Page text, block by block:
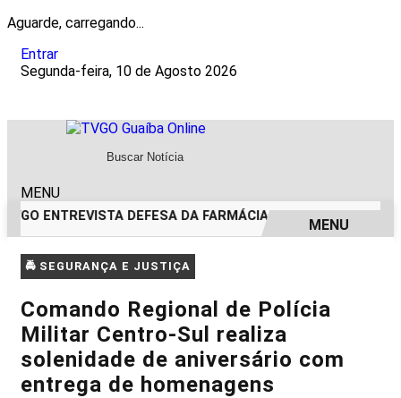
Aguarde, carregando...
Entrar
Segunda-feira, 10 de Agosto 2026
MENU
ENTREVISTA DEFESA DA FARMÁCIA INVESTIGADA EM
EM ALTA
MENU
🚔 SEGURANÇA E JUSTIÇA
Comando Regional de Polícia
Militar Centro-Sul realiza
solenidade de aniversário com
entrega de homenagens